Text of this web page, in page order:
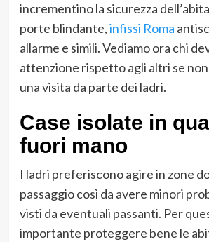
incrementino la sicurezza
porte blindante,infissi Roma
allarme e simili. Vediamo ora chi
attenzione rispetto agli altri se
una visita da parte dei ladri.
Case isolate in
fuori mano
I ladri preferiscono agire in zone
passaggio così da avere minori
visti da eventuali passanti. Per
importante proteggere bene le